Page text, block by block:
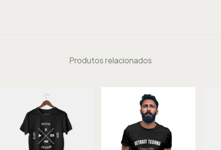
Produtos relacionados